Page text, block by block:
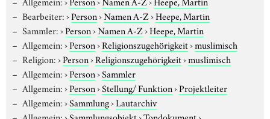
Bearbeiter:›Person›Namen A-Z›Heepe, Martin
Sammler:›Person›Namen A-Z›Heepe, Martin
Allgemein:›Person›Religionszugehörigkeit›muslimisch
Religion:›Person›Religionszugehörigkeit›muslimisch
Allgemein:›Person›Sammler
Allgemein:›Person›Stellung/ Funktion›Projektleiter
Allgemein:›Sammlung›Lautarchiv